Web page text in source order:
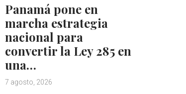
Panamá pone en
marcha estrategia
nacional para
convertir la Ley 285 en
una…
7 agosto, 2026